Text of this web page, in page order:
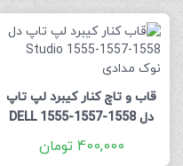
قاب و تاچ کنار کیبرد لپ تاپ
دل DELL 1555-1557-1558
رنگ سیلور
400,000 تومان